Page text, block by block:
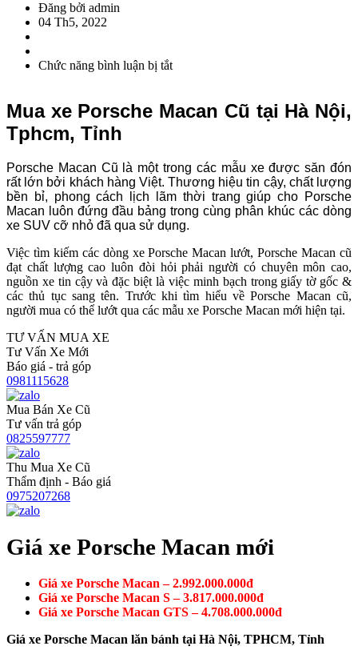
Đăng bởi admin
04 Th5, 2022
Chức năng bình luận bị tắtở
Cũ
Mua xe Porsche Macan Cũ tại Hà Nội,
Tphcm, Tỉnh
Porsche Macan Cũ là một trong các mẫu xe được săn đón
rất lớn bởi khách hàng Việt. Thương hiệu tin cậy, chất lượng
bền bỉ, phong cách lịch lãm thời trang giúp cho Porsche
Macan luôn đứng đầu bảng trong cùng phân khúc các dòng
xe SUV cỡ nhỏ đã qua sử dụng.
Việc tìm kiếm các dòng xe Porsche Macan lướt, Porsche Macan cũ
đạt chất lượng cao luôn đòi hỏi phải người có chuyên môn cao,
nguồn xe tin cậy và đặc biệt là việc minh bạch trong giấy tờ gốc &
các thủ tục sang tên. Trước khi tìm hiểu về Porsche Macan cũ,
người mua có thể lướt qua các mẫu xe Porsche Macan mới hiện tại.
TƯ VẤN MUA XE
Tư Vấn Xe Mới
Báo giá - trả góp
0981115628
Mua Bán Xe Cũ
Tư vấn trả góp
0825597777
Thu Mua Xe Cũ
Thẩm định - Báo giá
0975207268
Giá xe Porsche Macan mới
Giá xe Porsche Macan – 2.992.000.000đ
Giá xe Porsche Macan S – 3.817.000.000đ
Giá xe Porsche Macan GTS – 4.708.000.000đ
Giá xe Porsche Macan lăn bánh tại Hà Nội, TPHCM, Tỉnh